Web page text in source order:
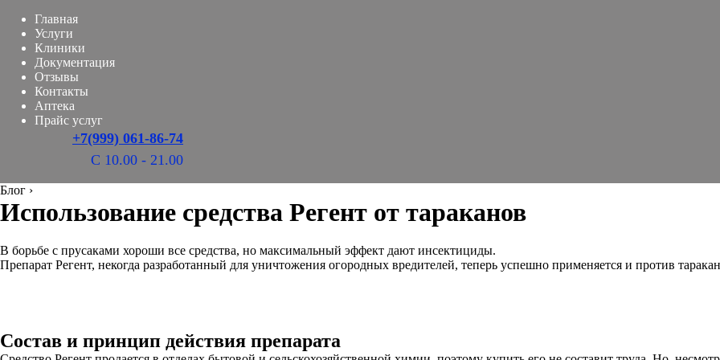
Главная
Услуги
Клиники
Документация
Отзывы
Контакты
Аптека
Прайс услуг
+7(999) 061-86-74
С 10.00 - 21.00
Блог ›
Использование средства Регент от тараканов
В борьбе с прусаками хороши все средства, но максимальный эффект дают инсектициды.
Препарат Регент, некогда разработанный для уничтожения огородных вредителей, теперь успешно применяется и против
Состав и принцип действия препарата